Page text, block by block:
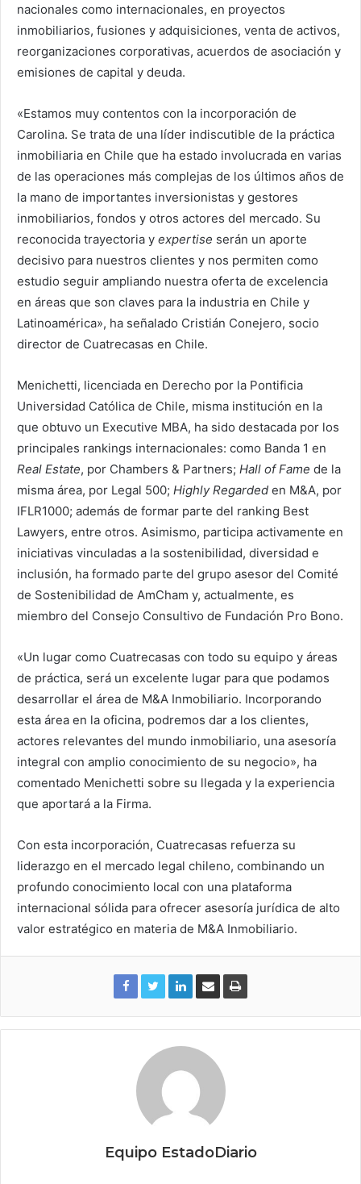
nacionales como internacionales, en proyectos
inmobiliarios, fusiones y adquisiciones, venta de activos,
reorganizaciones corporativas, acuerdos de asociación y
emisiones de capital y deuda.
«Estamos muy contentos con la incorporación de
Carolina. Se trata de una líder indiscutible de la práctica
inmobiliaria en Chile que ha estado involucrada en varias
de las operaciones más complejas de los últimos años de
la mano de importantes inversionistas y gestores
inmobiliarios, fondos y otros actores del mercado. Su
reconocida trayectoria y expertise serán un aporte
decisivo para nuestros clientes y nos permiten como
estudio seguir ampliando nuestra oferta de excelencia
en áreas que son claves para la industria en Chile y
Latinoamérica», ha señalado Cristián Conejero, socio
director de Cuatrecasas en Chile.
Menichetti, licenciada en Derecho por la Pontificia
Universidad Católica de Chile, misma institución en la
que obtuvo un Executive MBA, ha sido destacada por los
principales rankings internacionales: como Banda 1 en
Real Estate, por Chambers & Partners; Hall of Fame de la
misma área, por Legal 500; Highly Regarded en M&A, por
IFLR1000; además de formar parte del ranking Best
Lawyers, entre otros. Asimismo, participa activamente en
iniciativas vinculadas a la sostenibilidad, diversidad e
inclusión, ha formado parte del grupo asesor del Comité
de Sostenibilidad de AmCham y, actualmente, es
miembro del Consejo Consultivo de Fundación Pro Bono.
«Un lugar como Cuatrecasas con todo su equipo y áreas
de práctica, será un excelente lugar para que podamos
desarrollar el área de M&A Inmobiliario. Incorporando
esta área en la oficina, podremos dar a los clientes,
actores relevantes del mundo inmobiliario, una asesoría
integral con amplio conocimiento de su negocio», ha
comentado Menichetti sobre su llegada y la experiencia
que aportará a la Firma.
Con esta incorporación, Cuatrecasas refuerza su
liderazgo en el mercado legal chileno, combinando un
profundo conocimiento local con una plataforma
internacional sólida para ofrecer asesoría jurídica de alto
valor estratégico en materia de M&A Inmobiliario.
Equipo EstadoDiario